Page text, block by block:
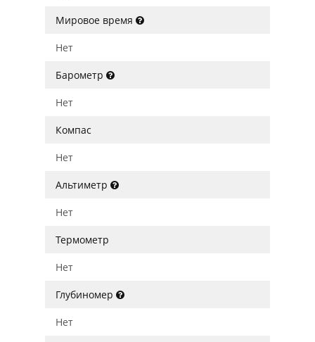
Мировое время
Нет
Барометр
Нет
Компас
Нет
Альтиметр
Нет
Термометр
Нет
Глубиномер
Нет